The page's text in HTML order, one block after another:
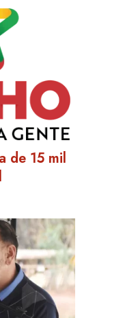
de 15 mil